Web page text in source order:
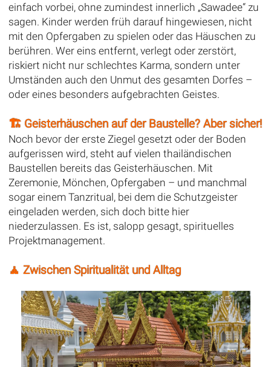
einfach vorbei, ohne zumindest innerlich „Sawadee“ zu
sagen. Kinder werden früh darauf hingewiesen, nicht
mit den Opfergaben zu spielen oder das Häuschen zu
berühren. Wer eins entfernt, verlegt oder zerstört,
riskiert nicht nur schlechtes Karma, sondern unter
Umständen auch den Unmut des gesamten Dorfes –
oder eines besonders aufgebrachten Geistes.
🏗️ Geisterhäuschen auf der Baustelle? Aber sicher!
Noch bevor der erste Ziegel gesetzt oder der Boden
aufgerissen wird, steht auf vielen thailändischen
Baustellen bereits das Geisterhäuschen. Mit
Zeremonie, Mönchen, Opfergaben – und manchmal
sogar einem Tanzritual, bei dem die Schutzgeister
eingeladen werden, sich doch bitte hier
niederzulassen. Es ist, salopp gesagt, spirituelles
Projektmanagement.
🧘 Zwischen Spiritualität und Alltag